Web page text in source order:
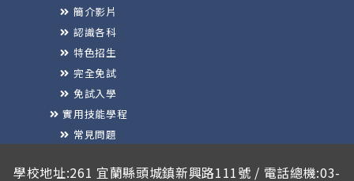
簡介影片
認識各科
特色招生
完全免試
免試入學
實用技能學程
常見問題
學校地址:261 宜蘭縣頭城鎮新興路111號 / 電話總機:03-